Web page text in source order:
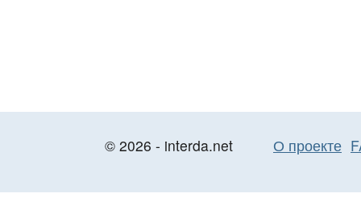
© 2026 - interda.net О проекте